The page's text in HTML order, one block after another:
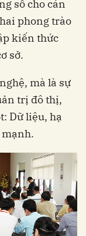
số cho cán
phong trào
kiến thức
sở.
mà là sự
trị đô thị,
Dữ liệu, hạ
mạnh.